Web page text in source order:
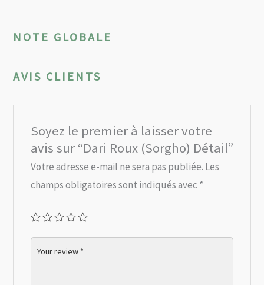
NOTE GLOBALE
AVIS CLIENTS
Soyez le premier à laisser votre
avis sur “Dari Roux (Sorgho) Détail”
Votre adresse e-mail ne sera pas publiée. Les
champs obligatoires sont indiqués avec *